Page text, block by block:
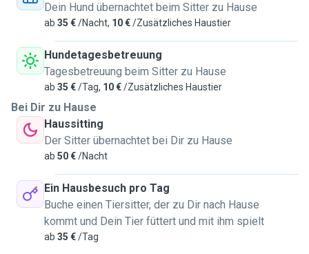
Dein Hund übernachtet beim Sitter zu Hause
ab 35 €/Nacht, 10 €/Zusätzliches Haustier
Hundetagesbetreuung
Tagesbetreuung beim Sitter zu Hause
ab 35 €/Tag, 10 €/Zusätzliches Haustier
Bei Dir zu Hause
Haussitting
Der Sitter übernachtet bei Dir zu Hause
ab 50 €/Nacht
Ein Hausbesuch pro Tag
Buche einen Tiersitter, der zu Dir nach Hause
kommt und Dein Tier füttert und mit ihm spielt
ab 35 €/Tag